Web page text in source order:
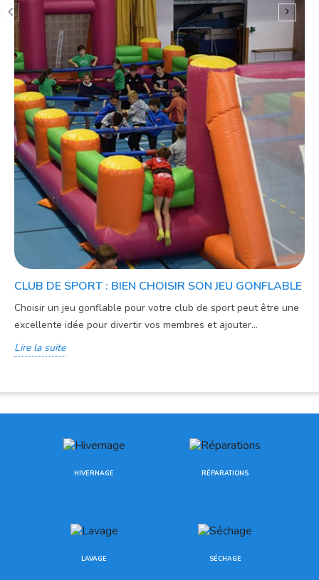
CLUB DE SPORT : BIEN CHOISIR SON JEU GONFLABLE
Choisir un jeu gonflable pour votre club de sport peut être une
excellente idée pour divertir vos membres et ajouter...
Lire la suite
HIVERNAGE RÉPARATIONS
LAVAGE SÉCHAGE